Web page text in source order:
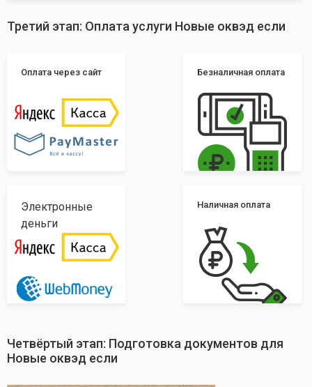
Третий этап: Оплата услуги Новые оквэд если
Оплата через сайт Безналичная оплата
Электронные
деньги
Наличная оплата
Четвёртый этап: Подготовка документов для
Новые оквэд если